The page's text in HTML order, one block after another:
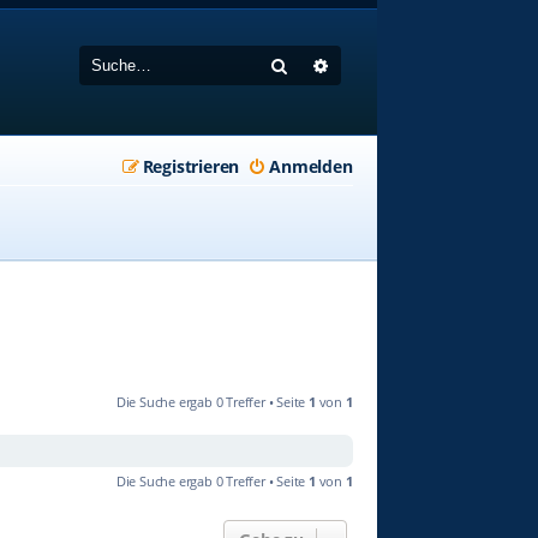
Suche
Anmelden
Registrieren
Die Suche ergab 0 Treffer • Seite 1 von 1
Die Suche ergab 0 Treffer • Seite 1 von 1